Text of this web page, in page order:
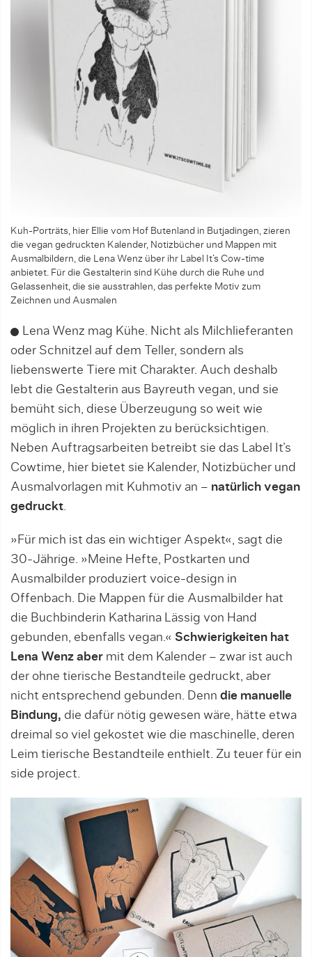
Kuh-Porträts, hier Ellie vom Hof Butenland in Butjadingen, zieren
die vegan gedruckten Kalender, Notiz­bücher und Mappen mit
Ausmalbildern, die Lena Wenz über ihr Label It’s Cow-­time
anbietet. Für die Gestalterin sind Kühe durch die Ruhe und
Gelassenheit, die sie aus­strahlen, das perfekte Motiv zum
Zeichnen und Ausmalen
Lena Wenz mag Kühe. Nicht als Milchlieferanten
oder Schnitzel auf dem Teller, sondern als
liebenswerte Tiere mit Charakter. Auch deshalb
lebt die Ge­stalterin aus Bayreuth vegan, und sie
bemüht sich, diese Überzeugung so weit wie
möglich in ihren Pro­jekten zu berücksichtigen.
Neben Auftragsarbeiten betreibt sie das Label It’s
Cowtime, hier bietet sie Kalender, Notizbücher und
Ausmalvorlagen mit Kuh­motiv an – natürlich vegan
gedruckt.
»Für mich ist das ein wichtiger Aspekt«, sagt die
30-Jährige. »Meine Hefte, Postkarten und
Ausmalbilder produziert voice-design in
Offenbach. Die Mappen für die Ausmalbilder hat
die Buchbinderin Katharina Lässig von Hand
gebunden, ebenfalls vegan.« Schwierigkeiten hat
Lena Wenz aber mit dem Kalender – zwar ist auch
der ohne tierische Bestandteile gedruckt, aber
nicht entsprechend gebunden. Denn die manuelle
Bindung, die dafür nötig gewesen wäre, hätte etwa
dreimal so viel gekostet wie die maschinelle, deren
Leim tierische Bestandteile ent­hielt. Zu teuer für ein
side project.